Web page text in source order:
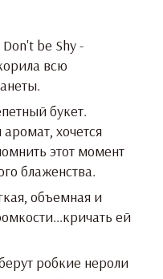
be Shy -
всю
букет.
хочется
этот момент
блаженства.
объемная и
ей
робкие нероли